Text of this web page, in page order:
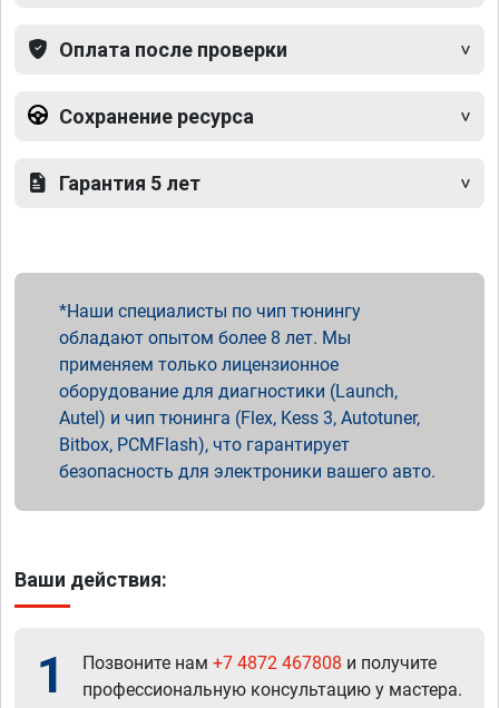
Оплата после проверки
Сохранение ресурса
Гарантия 5 лет
Наши специалисты по чип тюнингу
обладают опытом более 8 лет. Мы
применяем только лицензионное
оборудование для диагностики (Launch,
Autel) и чип тюнинга (Flex, Kess 3, Autotuner,
Bitbox, PCMFlash), что гарантирует
безопасность для электроники вашего авто.
Ваши действия:
1 Позвоните нам +7 4872 467808 и получите
профессиональную консультацию у мастера.